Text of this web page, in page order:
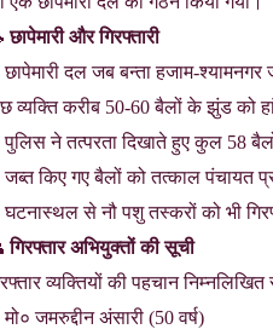
छापेमारी और गिरफ्तारी
दल जब बन्ता हजाम-
व्यक्ति करीब 50-60 बैलों के झुंड को
ने तत्परता दिखाते हुए कुल 58
किए गए बैलों को तत्काल पंचायत
से नौ पशु तस्करों को भी
गिरफ्तार अभियुक्तों की सूची
व्यक्तियों की पहचान
जमरुद्दीन अंसारी (50 वर्ष)